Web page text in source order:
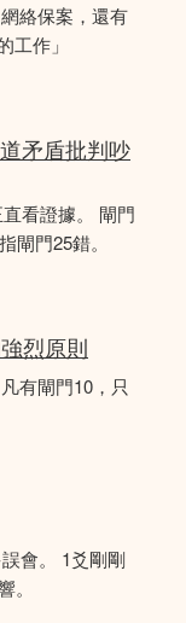
絡保案，還有
作」
矛盾批判吵
看證據。 閘門
閘門25錯。
烈原則
有閘門10，只
會。 1爻剛剛